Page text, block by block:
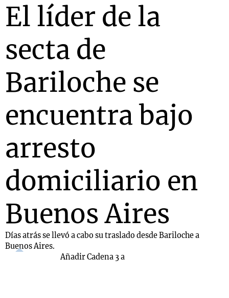
El líder de la
secta de
Bariloche se
encuentra bajo
arresto
domiciliario en
Buenos Aires
Días atrás se llevó a cabo su traslado desde Bariloche a
Buenos Aires.
Añadir Cadena 3 a